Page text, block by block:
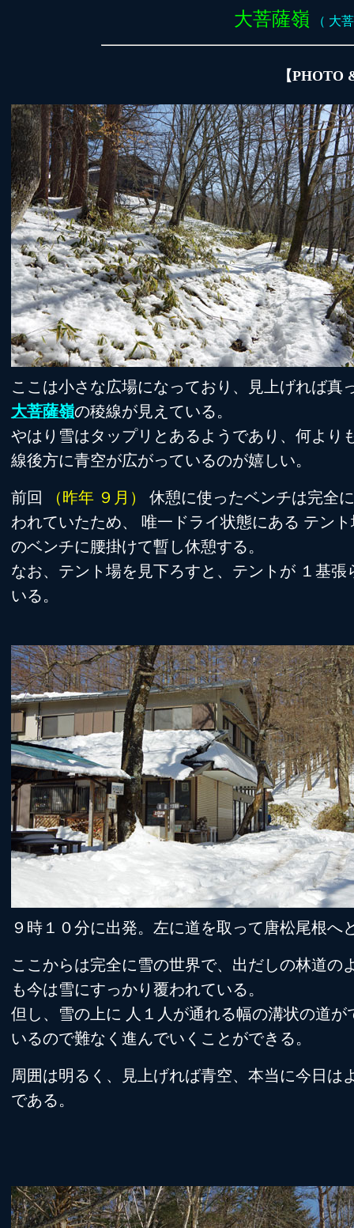
大菩薩嶺 （ 大
【
ここは小さな広場になっており、見上げれば真
大菩薩嶺の稜線が見えている。
やはり雪はタップリとあるようであり、何より
線後方に青空が広がっているのが嬉しい。
前回 （昨年 ９月）
休憩に使ったベンチは完全
われていたため、 唯一ドライ状態にある テン
のベンチに腰掛けて暫し休憩する。
なお、テント場を見下ろすと、テントが １基張
いる。
９時１０分に出発。左に道を取って唐松尾根へ
ここからは完全に雪の世界で、出だしの林道の
も今は雪にすっかり覆われている。
但し、雪の上に 人１人が通れる幅の溝状の道が
いるので難なく進んでいくことができる。
周囲は明るく、見上げれば青空、本当に今日は
である。